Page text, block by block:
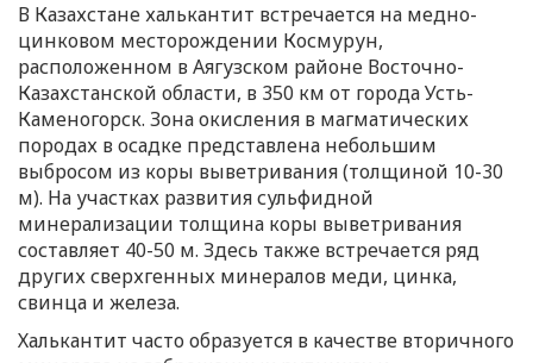
В Казахстане халькантит встречается на медно-
цинковом месторождении Космурун,
расположенном в Аягузском районе Восточно-
Казахстанской области, в 350 км от города Усть-
Каменогорск. Зона окисления в магматических
породах в осадке представлена небольшим
выбросом из коры выветривания (толщиной 10-30
м). На участках развития сульфидной
минерализации толщина коры выветривания
составляет 40-50 м. Здесь также встречается ряд
других сверхгенных минералов меди, цинка,
свинца и железа.
Халькантит часто образуется в качестве вторичного